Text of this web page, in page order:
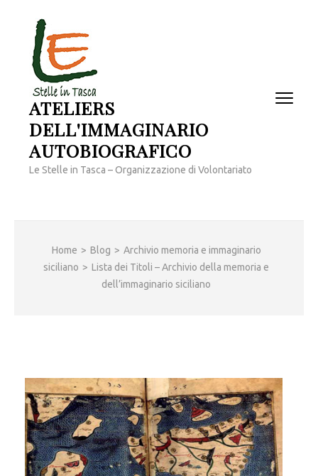
contenuto
(premi
invio)
ATELIERS
DELL'IMMAGINARIO
AUTOBIOGRAFICO
Le Stelle in Tasca – Organizzazione di Volontariato
Home > Blog > Archivio memoria e immaginario
siciliano > Lista dei Titoli – Archivio della memoria e
dell’immaginario siciliano